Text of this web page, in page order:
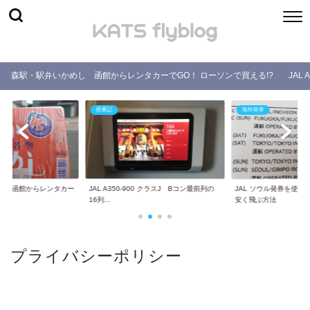
森駅・駅弁いかめし 函館からレンタカーでGO！ ローソンで買える!? JAL
函館からレンタカー
搭乗記
JAL A350-900 クラスJ Bコン最前列の
16列...
海外発券
JAL ソウル発券を使っ
安く飛ぶ方法
プライバシーポリシー